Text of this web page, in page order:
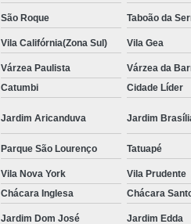
Locação
Locação
Locação de
Locação
São Roque Taboão da
Vila Califórnia(Zona Sul) Vila Gea
Várzea Paulista
Várzea da
Catumbi Cidade Líder
Jardim Aricanduva Jardim
Parque São Lourenço Tatuapé
Vila Nova York Vila Prudente
Chácara Inglesa Chácara
Jardim Dom José Jardim Edda